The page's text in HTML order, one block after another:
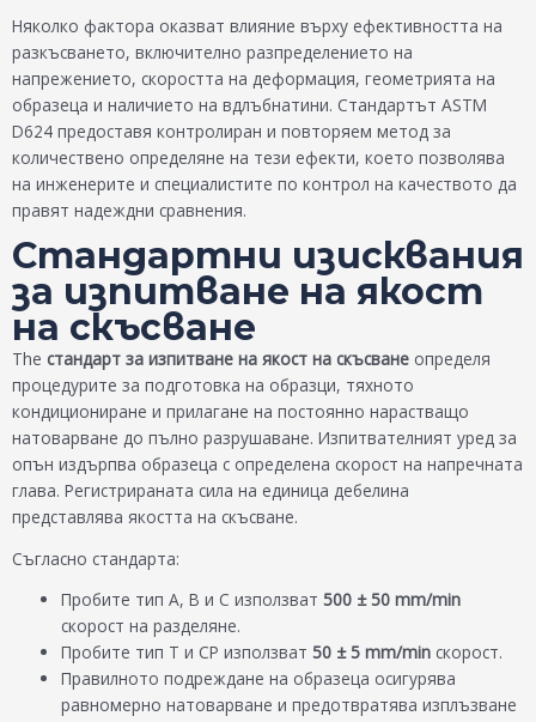
Няколко фактора оказват влияние върху ефективността на
разкъсването, включително разпределението на
напрежението, скоростта на деформация, геометрията на
образеца и наличието на вдлъбнатини. Стандартът ASTM
D624 предоставя контролиран и повторяем метод за
количествено определяне на тези ефекти, което позволява
на инженерите и специалистите по контрол на качеството да
правят надеждни сравнения.
Стандартни изисквания
за изпитване на якост
на скъсване
The стандарт за изпитване на якост на скъсване определя
процедурите за подготовка на образци, тяхното
кондициониране и прилагане на постоянно нарастващо
натоварване до пълно разрушаване. Изпитвателният уред за
опън издърпва образеца с определена скорост на напречната
глава. Регистрираната сила на единица дебелина
представлява якостта на скъсване.
Съгласно стандарта:
Пробите тип А, В и С използват500 ± 50 mm/min
скорост на разделяне.
Пробите тип T и CP използват50 ± 5 mm/min скорост.
Правилното подреждане на образеца осигурява
равномерно натоварване и предотвратява изплъзване